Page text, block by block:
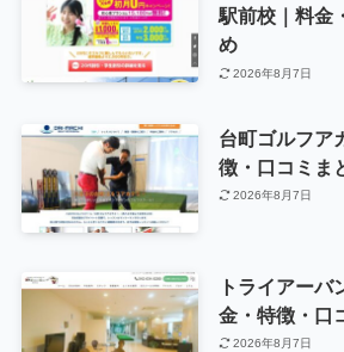
駅前校｜料金
め
2026年8月7日
台町ゴルフア
徴・口コミま
2026年8月7日
トライアーバ
金・特徴・口
2026年8月7日